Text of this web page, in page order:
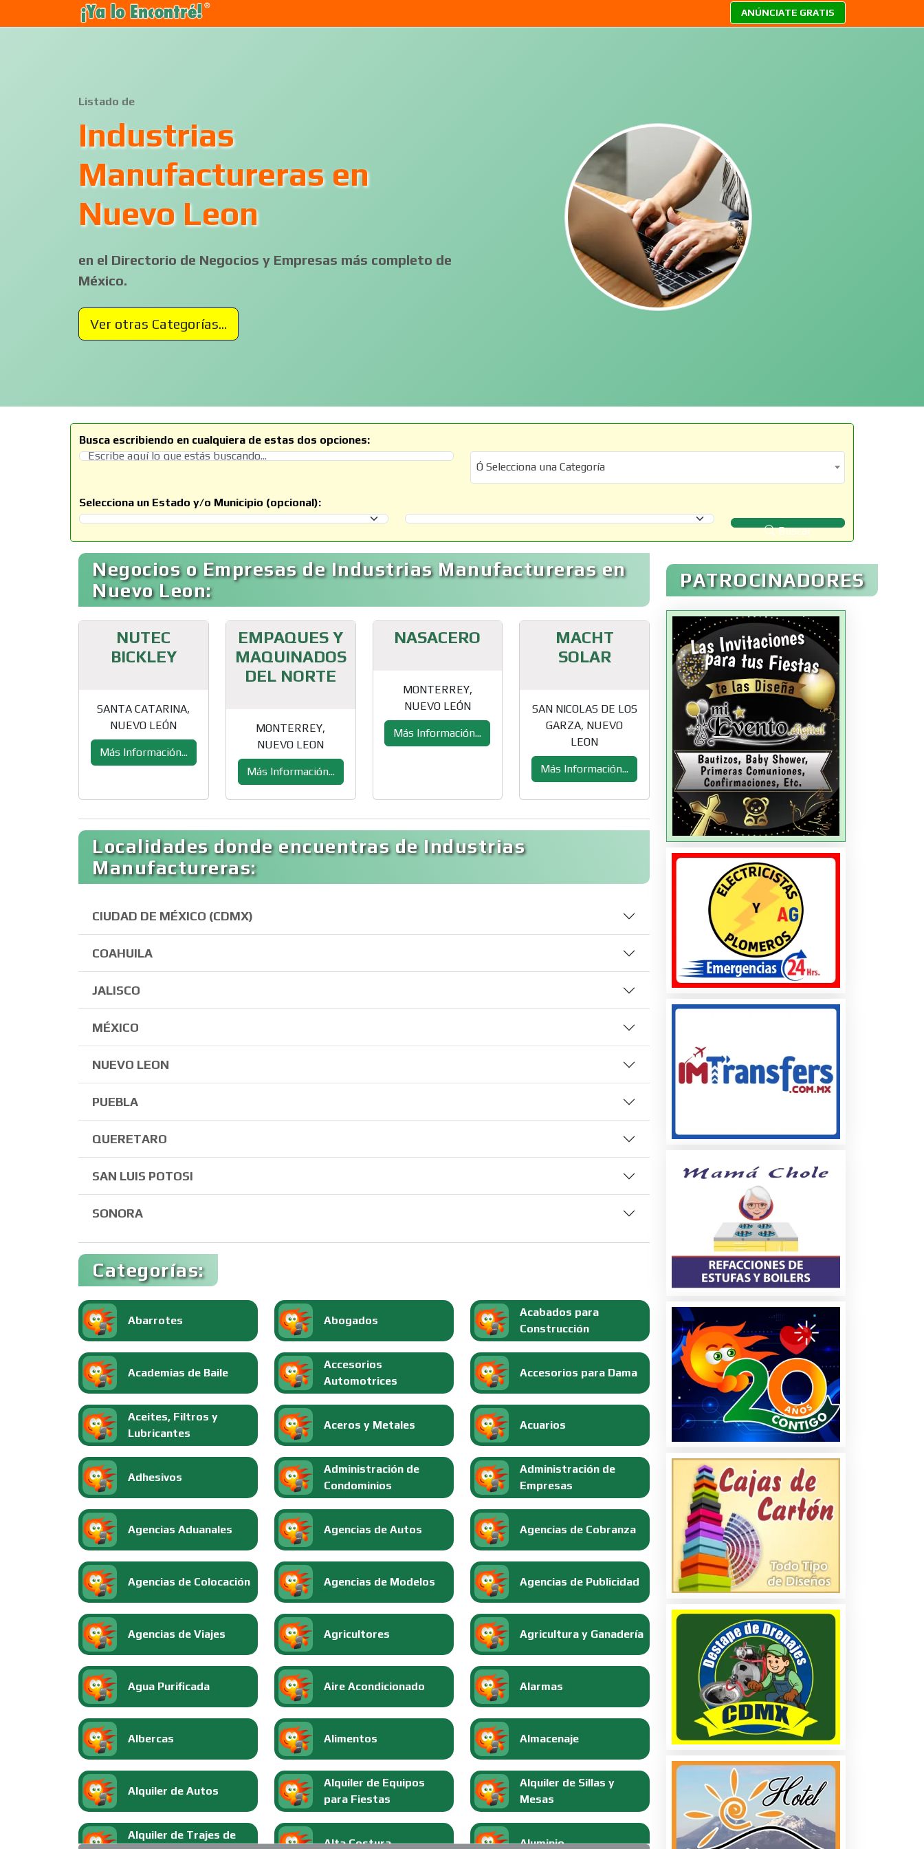
ANÚNCIATE GRATIS
Listado de
Industrias
Manufactureras en
Nuevo Leon
en el Directorio de Negocios y Empresas más completo de
México.
Ver otras Categorías...
Busca escribiendo en cualquiera de estas dos opciones:
Ó Selecciona una Categoría
Ó Selecciona una Categoría
Selecciona un Estado y/o Municipio (opcional):
Selecciona un Estado
Selecciona un Municipio
Buscar
Negocios o Empresas de Industrias Manufactureras en
Nuevo Leon:
NUTEC
BICKLEY
SANTA CATARINA,
NUEVO LEÓN
Más Información...
EMPAQUES Y
MAQUINADOS
DEL NORTE
MONTERREY,
NUEVO LEON
Más Información...
NASACERO
MONTERREY,
NUEVO LEÓN
Más Información...
MACHT
SOLAR
SAN NICOLAS DE LOS
GARZA, NUEVO
LEON
Más Información...
Localidades donde encuentras de Industrias
Manufactureras:
CIUDAD DE MÉXICO (CDMX)
COAHUILA
JALISCO
MÉXICO
NUEVO LEON
PUEBLA
QUERETARO
SAN LUIS POTOSI
SONORA
Categorías:
Abarrotes Abogados
Acabados para
Construcción
Academias de Baile
Accesorios
Automotrices
Accesorios para Dama
Aceites, Filtros y
Lubricantes
Aceros y Metales Acuarios
Adhesivos
Administración de
Condominios
Administración de
Empresas
Agencias Aduanales Agencias de Autos Agencias de Cobranza
Agencias de Colocación Agencias de Modelos Agencias de Publicidad
Agencias de Viajes Agricultores Agricultura y Ganadería
Agua Purificada Aire Acondicionado Alarmas
Albercas Alimentos Almacenaje
Alquiler de Autos
Alquiler de Equipos
para Fiestas
Alquiler de Sillas y
Mesas
Alquiler de Trajes de
Alta Costura Aluminio
PATROCINADORES